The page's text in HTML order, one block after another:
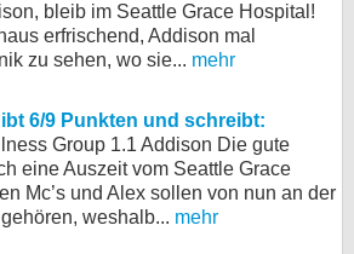
bleib im Seattle Grace Hospital!
erfrischend, Addison mal
zu sehen, wo sie... mehr
6/9 Punkten und schreibt:
Group 1.1 Addison Die gute
eine Auszeit vom Seattle Grace
Mc’s und Alex sollen von nun an der
weshalb... mehr